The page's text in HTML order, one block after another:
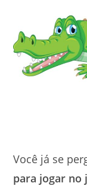
Você já se
para jogar no